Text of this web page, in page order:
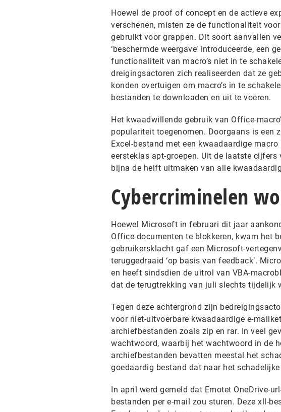
Hoewel de proof of concept en de actieve
verschenen, misten ze de functionaliteit
gebruikt voor grappen. Dit soort aanvallen
‘beschermde weergave’ introduceerde, een
functionaliteit van macro’s niet in te
dreigingsactoren zich realiseerden dat ze
konden overtuigen om macro’s in te
bestanden te downloaden en uit te voeren.
Het kwaadwillende gebruik van Office-
populariteit toegenomen. Doorgaans is een
Excel-bestand met een kwaadaardige
eersteklas apt-groepen. Uit de laatste
bijna de helft uitmaken van alle
Cybercriminelen
Hoewel Microsoft in februari dit jaar
Office-documenten te blokkeren, kwam het
gebruikersklacht gaf een Microsoft-
teruggedraaid ‘op basis van feedback’.
en heeft sindsdien de uitrol van VBA-
dat de terugtrekking van juli slechts tijdelijk
Tegen deze achtergrond zijn
voor niet-uitvoerbare kwaadaardige e-
archiefbestanden zoals zip en rar. In veel
wachtwoord, waarbij het wachtwoord in de
archiefbestanden bevatten meestal het
goedaardig bestand dat naar het
In april werd gemeld dat Emotet OneDrive-
bestanden per e-mail zou sturen. Deze xll-